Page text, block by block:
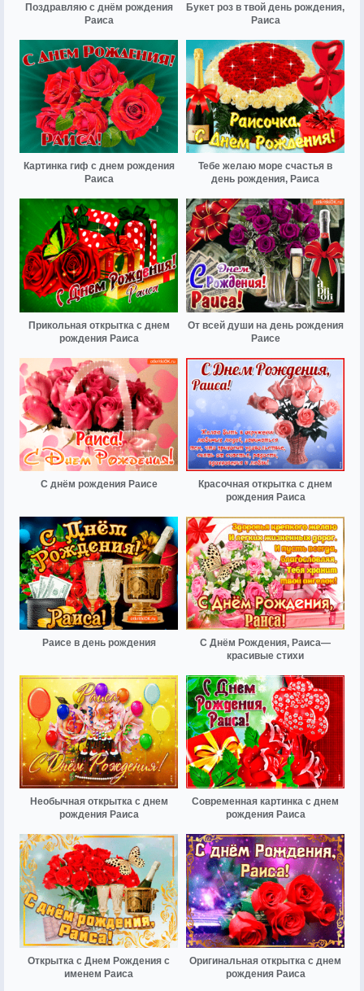
Поздравляю с днём рождения
Раиса
Букет роз в твой день рождения,
Раиса
Картинка гиф с днем рождения
Раиса
Тебе желаю море счастья в
день рождения, Раиса
Прикольная открытка с днем
рождения Раиса
От всей души на день рождения
Раисе
С днём рождения Раисе
Красочная открытка с днем
рождения Раиса
Раисе в день рождения
С Днём Рождения, Раиса—
красивые стихи
Необычная открытка с днем
рождения Раиса
Современная картинка с днем
рождения Раиса
Открытка с Днем Рождения с
именем Раиса
Оригинальная открытка с днем
рождения Раиса